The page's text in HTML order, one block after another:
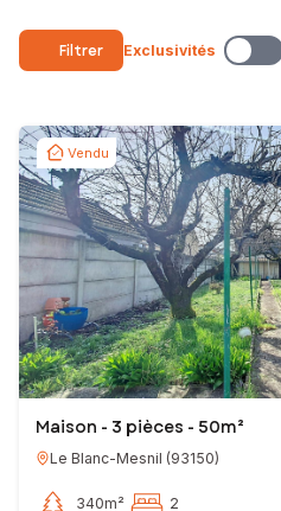
Filtrer Exclusivités
Vendu
Maison - 3 pièces - 50m²
Le Blanc-Mesnil (93150)
340m² 2